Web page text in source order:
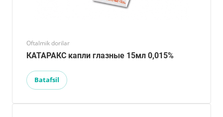
Oftalmik dorilar
КАТАРАКС капли глазные 15мл 0,015%
Batafsil